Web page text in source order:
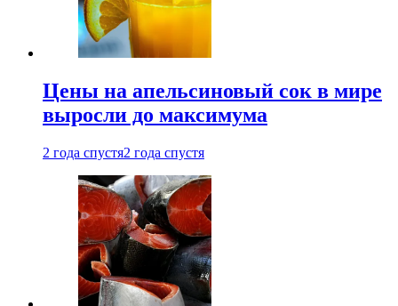
Цены на апельсиновый сок в мире
выросли до максимума
2 года спустя2 года спустя